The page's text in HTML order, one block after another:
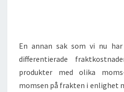
En annan sak som vi nu
differentierade
produkter med olika
momsen på frakten i enlighet